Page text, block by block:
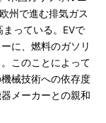
州で進む排気ガス
っている。EVで
に、燃料のガソリ
このことによって
械技術への依存度
メーカーとの親和